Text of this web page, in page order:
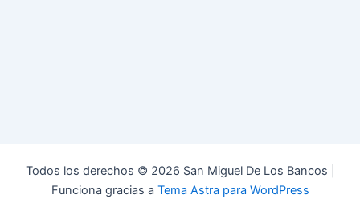
Todos los derechos © 2026 San Miguel De Los Bancos |
Funciona gracias a Tema Astra para WordPress